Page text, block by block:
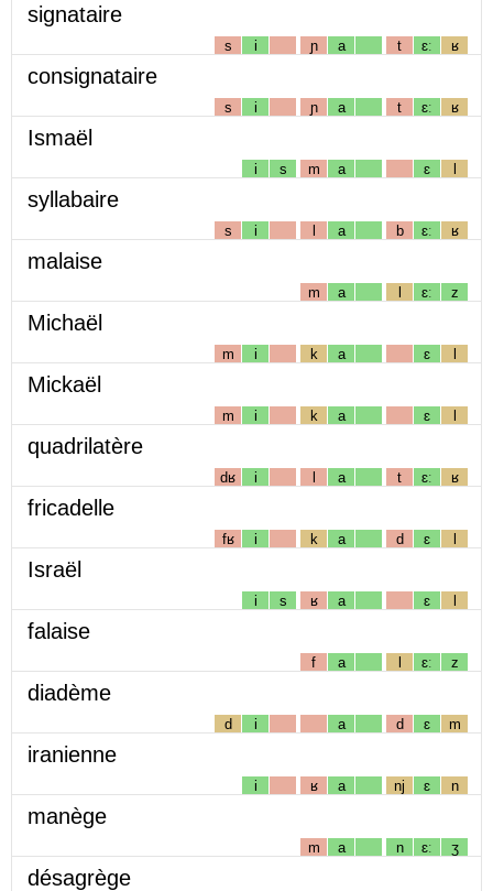
signataire
s i ɲ a t ɛː ʁ
consignataire
s i ɲ a t ɛː ʁ
Ismaël
i s m a ɛ l
syllabaire
s i l a b ɛː ʁ
malaise
m a l ɛː z
Michaël
m i k a ɛ l
Mickaël
m i k a ɛ l
quadrilatère
dʁ i l a t ɛː ʁ
fricadelle
fʁ i k a d ɛ l
Israël
i s ʁ a ɛ l
falaise
f a l ɛː z
diadème
d i a d ɛ m
iranienne
i ʁ a nj ɛ n
manège
m a n ɛː ʒ
désagrège